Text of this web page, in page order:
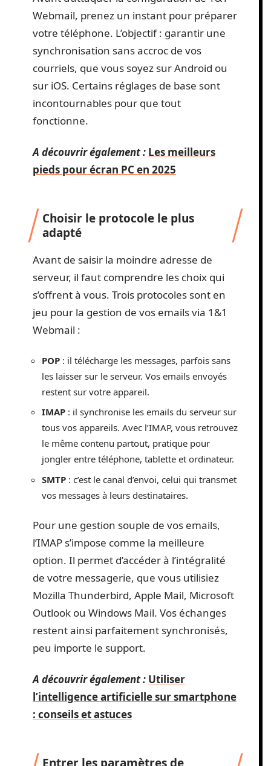
Webmail, prenez un instant pour préparer
votre téléphone. L’objectif : garantir une
synchronisation sans accroc de vos
courriels, que vous soyez sur Android ou
sur iOS. Certains réglages de base sont
incontournables pour que tout
fonctionne.
A découvrir également : Les meilleurs
pieds pour écran PC en 2025
Choisir le protocole le plus
adapté
Avant de saisir la moindre adresse de
serveur, il faut comprendre les choix qui
s’offrent à vous. Trois protocoles sont en
jeu pour la gestion de vos emails via 1&1
Webmail :
POP : il télécharge les messages, parfois sans
les laisser sur le serveur. Vos emails envoyés
restent sur votre appareil.
IMAP : il synchronise les emails du serveur sur
tous vos appareils. Avec l’IMAP, vous retrouvez
le même contenu partout, pratique pour
jongler entre téléphone, tablette et ordinateur.
SMTP : c’est le canal d’envoi, celui qui transmet
vos messages à leurs destinataires.
Pour une gestion souple de vos emails,
l’IMAP s’impose comme la meilleure
option. Il permet d’accéder à l’intégralité
de votre messagerie, que vous utilisiez
Mozilla Thunderbird, Apple Mail, Microsoft
Outlook ou Windows Mail. Vos échanges
restent ainsi parfaitement synchronisés,
peu importe le support.
A découvrir également : Utiliser
l’intelligence artificielle sur smartphone
: conseils et astuces